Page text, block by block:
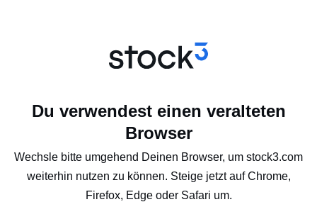
Du verwendest einen veralteten
Browser
Wechsle bitte umgehend Deinen Browser, um stock3.com
weiterhin nutzen zu können. Steige jetzt auf Chrome,
Firefox, Edge oder Safari um.